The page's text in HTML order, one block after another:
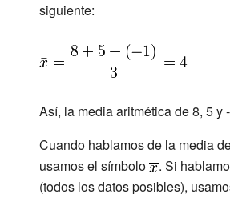
siguiente:
Así, la media aritmética de 8, 5 y
Cuando hablamos de la media
usamos el símbolo
. Si
(todos los datos posibles),